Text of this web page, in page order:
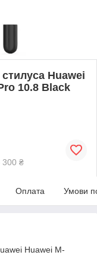
Huawei
10.8 Black
300 ₴
Оплата Умови
Huawei M-